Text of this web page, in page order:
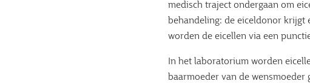
medisch traject ondergaan om
behandeling: de eiceldonor krijgt
worden de eicellen via een
In het laboratorium worden
baarmoeder van de wensmoeder